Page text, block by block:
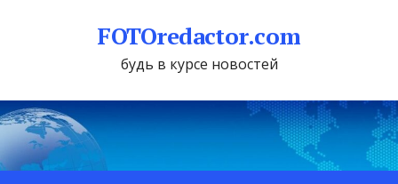
FOTOredactor.com
будь в курсе новостей